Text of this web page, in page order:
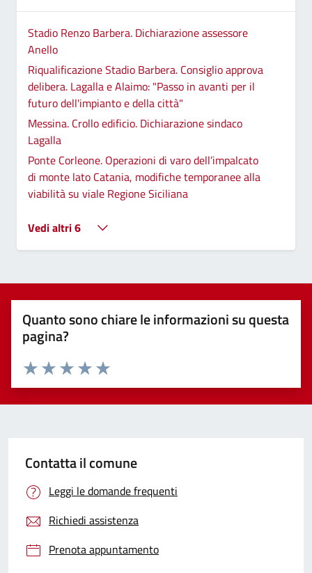
Stadio Renzo Barbera. Dichiarazione assessore
Anello
Riqualificazione Stadio Barbera. Consiglio approva
delibera. Lagalla e Alaimo: "Passo in avanti per il
futuro dell'impianto e della città"
Messina. Crollo edificio. Dichiarazione sindaco
Lagalla
Ponte Corleone. Operazioni di varo dell’impalcato
di monte lato Catania, modifiche temporanee alla
viabilità su viale Regione Siciliana
Vedi altri 6
Quanto sono chiare le informazioni su questa
pagina?
Valuta 5 stelle su 5
Valuta 4 stelle su 5
Valuta 3 stelle su 5
Valuta 2 stelle su 5
Valuta 1 stelle su 5
Contatta il comune
Leggi le domande frequenti
Richiedi assistenza
Prenota appuntamento